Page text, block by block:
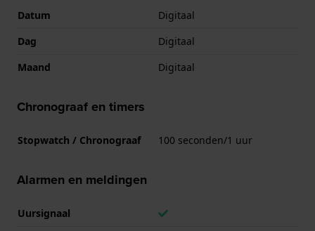
Datum
Digitaal
Dag
Digitaal
Maand
Digitaal
Chronograaf en timers
Stopwatch / Chronograaf 100 seconden/1 uur
Alarmen en meldingen
Uursignaal